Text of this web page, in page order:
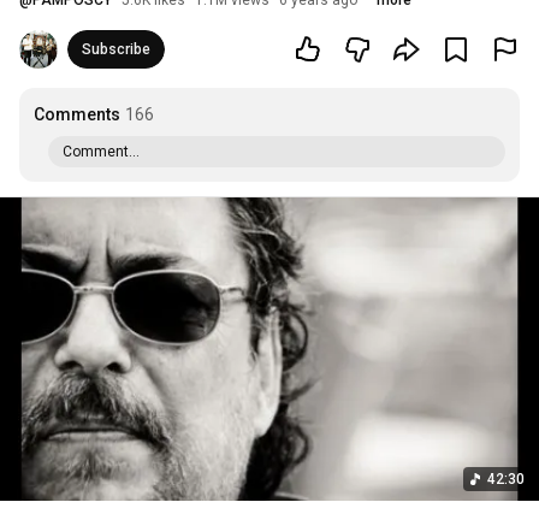
Subscribe
Comments 166
Comment...
42:30